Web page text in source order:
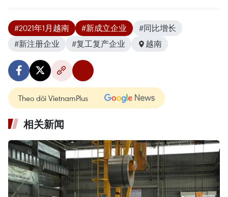
#2021年1月越南 #新成立企业
#同比增长
#新注册企业
#复工复产企业 越南
Theo dõi VietnamPlus
相关新闻